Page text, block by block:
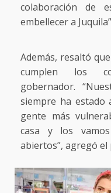
colaboración de
embellecer a
Además, resaltó
cumplen los
gobernador.
siempre ha estado
gente más
casa y los
abiertos”, agregó